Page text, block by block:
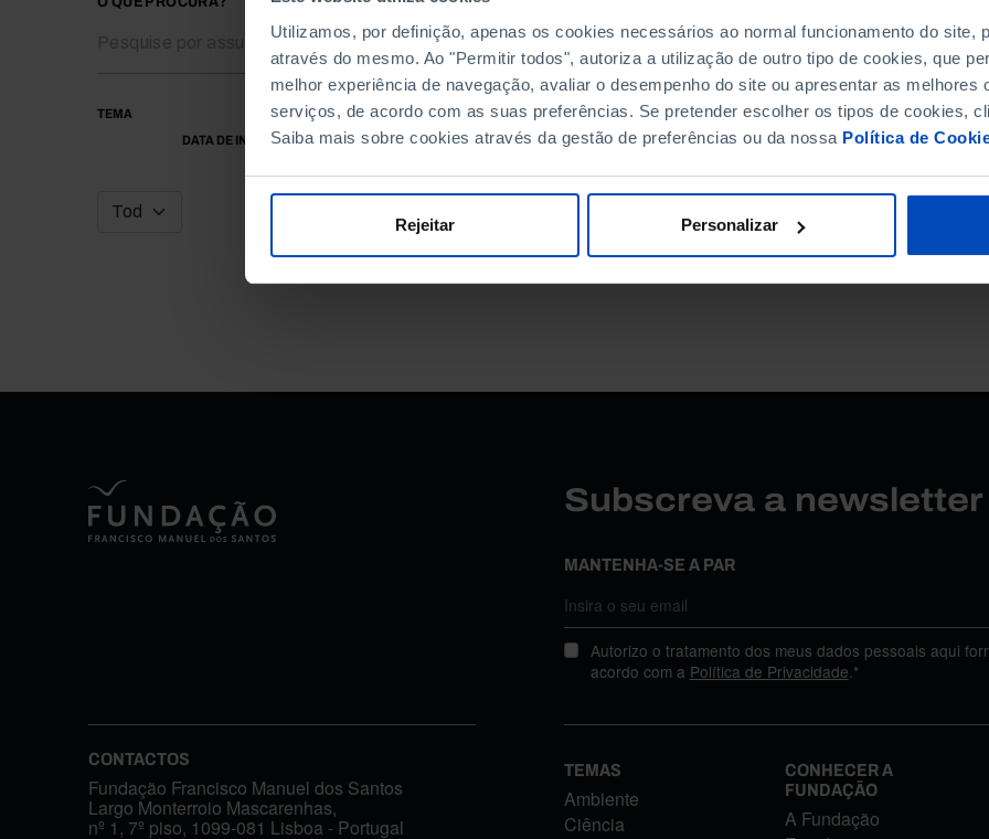
Utilizamos, por definição, apenas os cookies necessários ao normal funcionamento do site,
através do mesmo. Ao "Permitir todos", autoriza a utilização de outro tipo de cookies, que
melhor experiência de navegação, avaliar o desempenho do site ou apresentar as melhores
serviços, de acordo com as suas preferências. Se pretender escolher os tipos de cookies,
Saiba mais sobre cookies através da gestão de preferências ou da nossa Política de
Rejeitar Personalizar
TEMA
DATA DE INÍCIO
DATA DE FIM
Subscreva a
MANTENHA-SE A PAR
Autorizo o tratamento dos meus dados pessoais aqui
acordo com a Política de Privacidade.*
CONTACTOS
Fundação Francisco Manuel dos Santos
Largo Monterroio Mascarenhas,
nº 1, 7º piso, 1099-081 Lisboa - Portugal
TEMAS
Ambiente
Ciência
CONHECER A
FUNDAÇÃO
A Fundação